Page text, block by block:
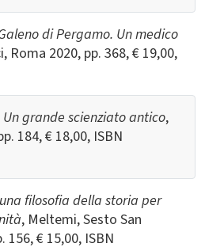
di Pergamo. Un medico
Roma 2020, pp. 368, € 19,00,
grande scienziato antico,
184, € 18,00, ISBN
filosofia della storia per
, Meltemi, Sesto San
156, € 15,00, ISBN